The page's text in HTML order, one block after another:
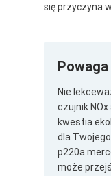
się przyczyna
Nie
czujnik
kwestia
dla
p220a
może